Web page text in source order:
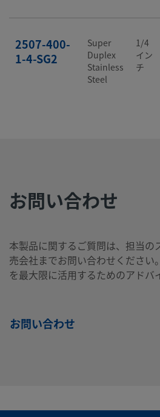
2507-400-
1-4-SG2
Super
Duplex
Stainless
Steel
1/4
イン
チ
2507-400-
Stainless
Steel
チ
3-SG2
Stainless
チ
お問い合わせ
本製品に関するご質問は、担当の
売会社までお問い合わせください
を最大限に活用するためのアドバ
お問い合わせ